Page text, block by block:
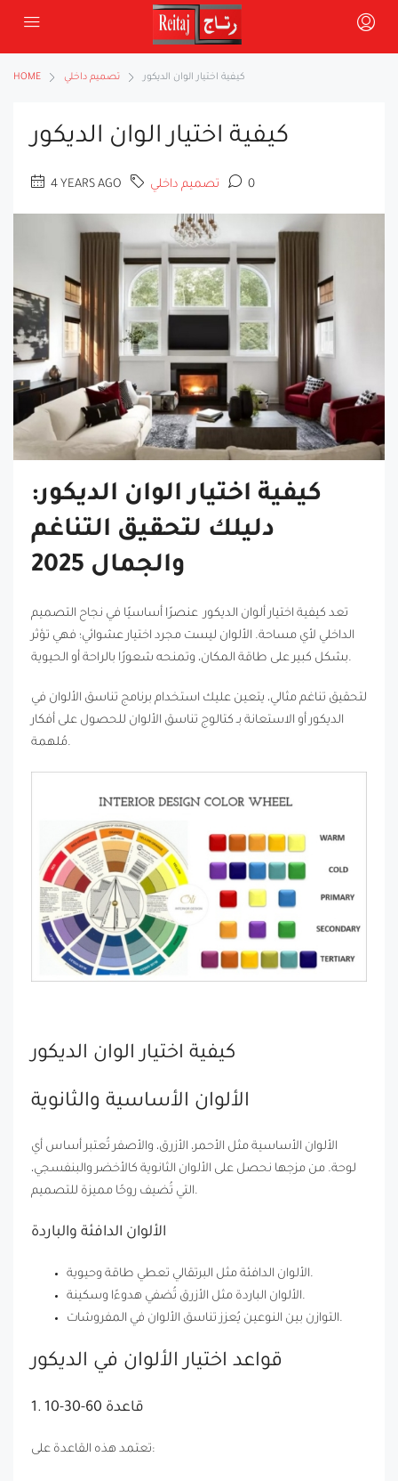
HOME تصميم داخلي كيفية اختيار الوان الديكور
كيفية اختيار الوان الديكور
4 YEARS AGO تصميم داخلي 0
كيفية اختيار الوان الديكور:
دليلك لتحقيق التناغم
والجمال 2025
تعد كيفية اختيار ألوان الديكور عنصرًا أساسيًا في نجاح التصميم
الداخلي لأي مساحة. الألوان ليست مجرد اختيار عشوائي؛ فهي تؤثر
بشكل كبير على طاقة المكان، وتمنحه شعورًا بالراحة أو الحيوية.
لتحقيق تناغم مثالي، يتعين عليك استخدام برنامج تناسق الألوان في
الديكور أو الاستعانة بـ كتالوج تناسق الألوان للحصول على أفكار
مُلهمة.
كيفية اختيار الوان الديكور
الألوان الأساسية والثانوية
الألوان الأساسية مثل الأحمر، الأزرق، والأصفر تُعتبر أساس أي
لوحة. من مزجها نحصل على الألوان الثانوية كالأخضر والبنفسجي،
التي تُضيف روحًا مميزة للتصميم.
الألوان الدافئة والباردة
الألوان الدافئة مثل البرتقالي تعطي طاقة وحيوية.
الألوان الباردة مثل الأزرق تُضفي هدوءًا وسكينة.
التوازن بين النوعين يُعزز تناسق الألوان في المفروشات.
قواعد اختيار الألوان في الديكور
1. قاعدة 60-30-10
تعتمد هذه القاعدة على: